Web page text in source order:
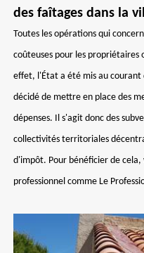
des faîtages dans la
Toutes les opérations qui
coûteuses pour les propriétaires
effet, l'État a été mis au courant
décidé de mettre en place des
dépenses. Il s'agit donc des
collectivités territoriales
d'impôt. Pour bénéficier de cela,
professionnel comme Le